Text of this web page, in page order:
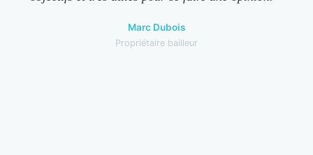
Marc Dubois
Propriétaire bailleur